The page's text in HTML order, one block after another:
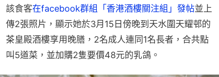
該食客在facebook群組「香港酒樓關注組」發帖並上
傳2張照片，顯示她於3月15日傍晚到天水圍天耀邨的
茶皇殿酒樓享用晚膳，2名成人連同1名長者，合共點
叫5道菜，並加購2隻要價48元的乳鴿。